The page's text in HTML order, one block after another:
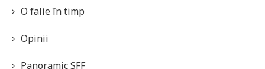
O falie în timp
Opinii
Panoramic SFF